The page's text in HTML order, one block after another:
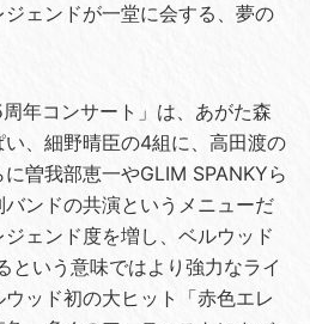
ェンドが一堂に会する、夢の
年コンサート」は、あがた森
、細野晴臣の4組に、高田渡の
曽我部恵一やGLIM SPANKYら
ンドの共演というメニューだ
ェンド度を増し、ベルウッド
という意味ではより強力なライ
ッド初の大ヒット「赤色エレ